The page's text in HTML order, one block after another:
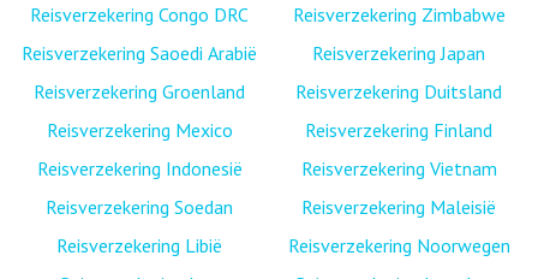
Reisverzekering Congo DRC
Reisverzekering Saoedi Arabië
Reisverzekering Groenland
Reisverzekering Mexico
Reisverzekering Indonesië
Reisverzekering Soedan
Reisverzekering Libië
Reisverzekering Zimbabwe
Reisverzekering Japan
Reisverzekering Duitsland
Reisverzekering Finland
Reisverzekering Vietnam
Reisverzekering Maleisië
Reisverzekering Noorwegen